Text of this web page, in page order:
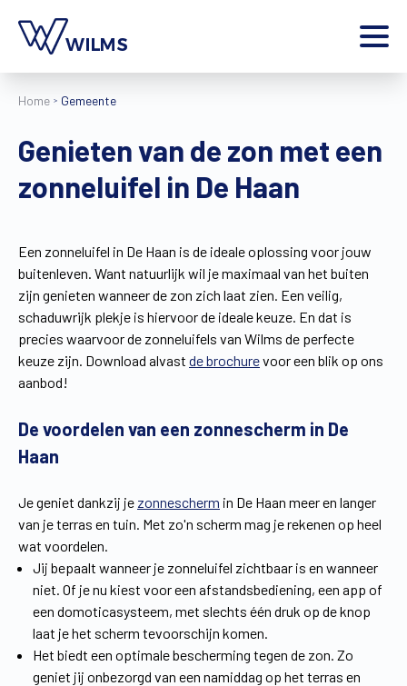
Vind een verdeler Offerte op maat
Home
Producten
Contact
Extra
Jobs
Wilms World
NL
Home Gemeente
Genieten van de zon met een
zonneluifel in De Haan
Een zonneluifel in De Haan is de ideale oplossing voor jouw
buitenleven. Want natuurlijk wil je maximaal van het buiten
zijn genieten wanneer de zon zich laat zien. Een veilig,
schaduwrijk plekje is hiervoor de ideale keuze. En dat is
precies waarvoor de zonneluifels van Wilms de perfecte
keuze zijn. Download alvast de brochurevoor een blik op ons
aanbod!
De voordelen van een zonnescherm in De
Haan
Je geniet dankzij je zonnescherm in De Haan meer en langer
van je terras en tuin. Met zo'n scherm mag je rekenen op heel
wat voordelen.
Jij bepaalt wanneer je zonneluifel zichtbaar is en wanneer
niet. Of je nu kiest voor een afstandsbediening, een app of
een domoticasysteem, met slechts één druk op de knop
laat je het scherm tevoorschijn komen.
Het biedt een optimale bescherming tegen de zon. Zo
geniet jij onbezorgd van een namiddag op het terras en